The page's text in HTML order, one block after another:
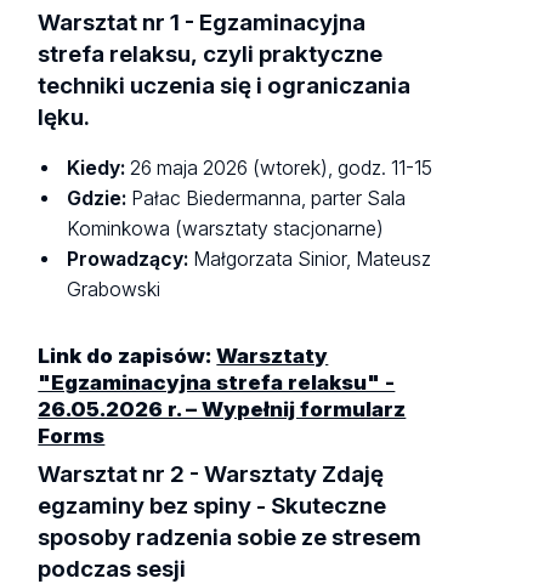
Warsztat nr 1 - Egzaminacyjna
strefa relaksu, czyli praktyczne
techniki uczenia się i ograniczania
lęku.
Kiedy: 26 maja 2026 (wtorek), godz. 11-15
Gdzie: Pałac Biedermanna, parter Sala
Kominkowa (warsztaty stacjonarne)
Prowadzący: Małgorzata Sinior, Mateusz
Grabowski
Link do zapisów:Warsztaty
"Egzaminacyjna strefa relaksu" -
26.05.2026 r. – Wypełnij formularz
Forms
Warsztat nr 2 - Warsztaty Zdaję
egzaminy bez spiny - Skuteczne
sposoby radzenia sobie ze stresem
podczas sesji